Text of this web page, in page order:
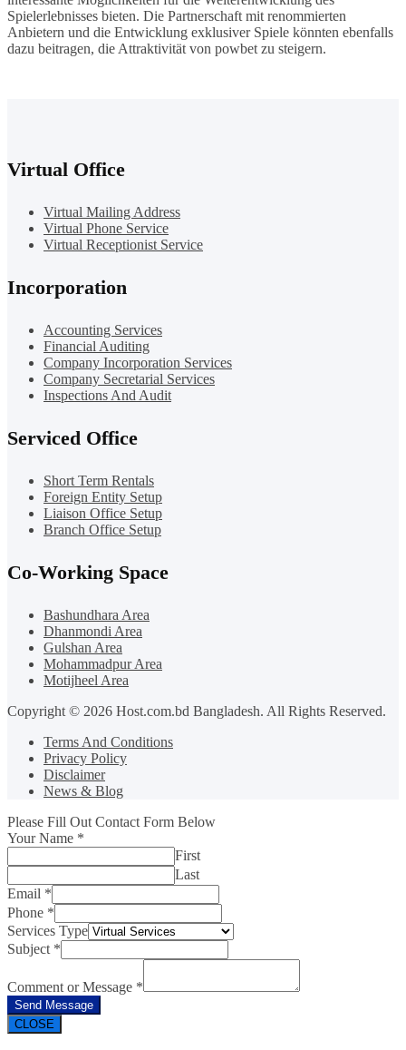
Spielerlebnisses bieten. Die Partnerschaft mit renommierten
Anbietern und die Entwicklung exklusiver Spiele könnten ebenfalls
dazu beitragen, die Attraktivität von powbet zu steigern.
Virtual Office
Virtual Mailing Address
Virtual Phone Service
Virtual Receptionist Service
Incorporation
Accounting Services
Financial Auditing
Company Incorporation Services
Company Secretarial Services
Inspections And Audit
Serviced Office
Short Term Rentals
Foreign Entity Setup
Liaison Office Setup
Branch Office Setup
Co-Working Space
Bashundhara Area
Dhanmondi Area
Gulshan Area
Mohammadpur Area
Motijheel Area
Copyright © 2026 Host.com.bd Bangladesh. All Rights Reserved.
Terms And Conditions
Privacy Policy
Disclaimer
News & Blog
Please Fill Out Contact Form Below
Your Name *
First
Last
Email *
Phone *
Services Type
Subject *
Comment or Message *
Send Message
CLOSE